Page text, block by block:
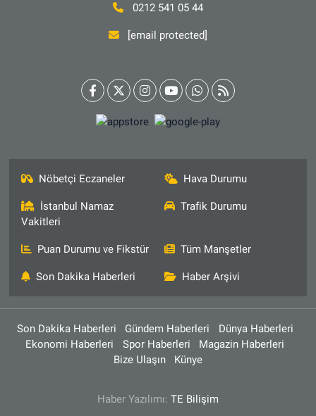
0212 541 05 44
[email protected]
Nöbetçi Eczaneler Hava Durumu
İstanbul Namaz
Vakitleri
Trafik Durumu
Puan Durumu ve Fikstür Tüm Manşetler
Son Dakika Haberleri Haber Arşivi
Son Dakika Haberleri Gündem Haberleri
Dünya Haberleri
Ekonomi Haberleri
Spor Haberleri
Magazin Haberleri
Bize Ulaşın
Künye
Haber Yazılımı: TE Bilişim